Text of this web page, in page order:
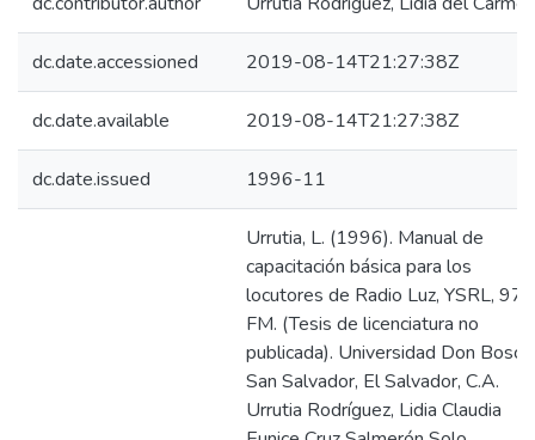
dc.date.accessioned 2019-08-14T21:27:38Z
dc.date.available 2019-08-14T21:27:38Z
dc.date.issued 1996-11
Urrutia, L. (1996). Manual de
capacitación básica para los
locutores de Radio Luz, YSRL,
FM. (Tesis de licenciatura no
publicada). Universidad Don Bosco,
San Salvador, El Salvador, C.A.
Urrutia Rodríguez, Lidia Claudia